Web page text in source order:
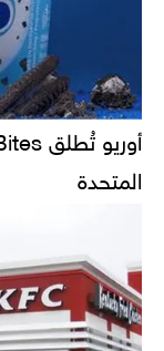
المتحدة